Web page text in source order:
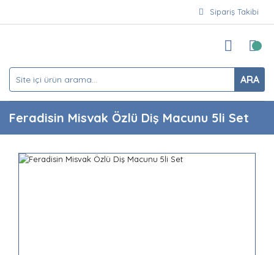
Sipariş Takibi
ARA
Feradisin Misvak Özlü Diş Macunu 5li Set